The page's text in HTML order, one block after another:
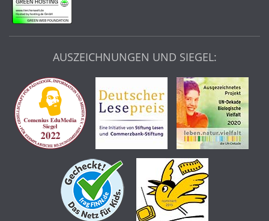
AUSZEICHNUNGEN UND SIEGEL: